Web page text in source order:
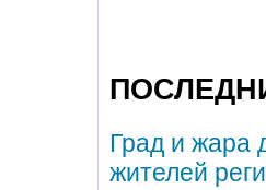
Град и жара
жителей